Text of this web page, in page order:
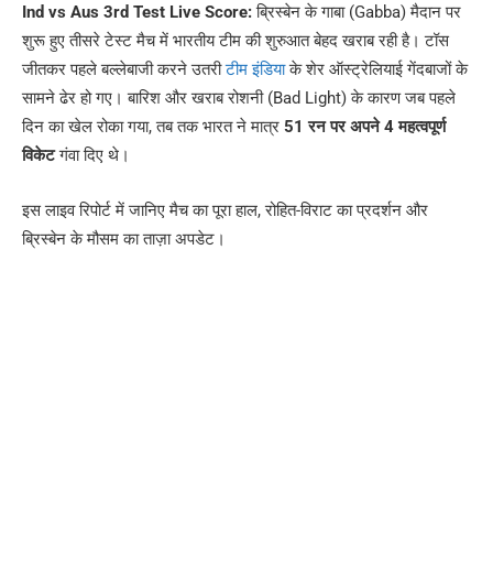
Ind vs Aus 3rd Test Live Score:ब्रिस्बेन के गाबा (Gabba) मैदान पर
शुरू हुए तीसरे टेस्ट मैच में भारतीय टीम की शुरुआत बेहद खराब रही है। टॉस
जीतकर पहले बल्लेबाजी करने उतरीटीम इंडियाके शेर ऑस्ट्रेलियाई गेंदबाजों के
सामने ढेर हो गए। बारिश और खराब रोशनी (Bad Light) के कारण जब पहले
दिन का खेल रोका गया, तब तक भारत ने मात्र 51 रन पर अपने 4 महत्वपूर्ण
विकेटगंवा दिए थे।
इस लाइव रिपोर्ट में जानिए मैच का पूरा हाल, रोहित-विराट का प्रदर्शन और
ब्रिस्बेन के मौसम का ताज़ा अपडेट।